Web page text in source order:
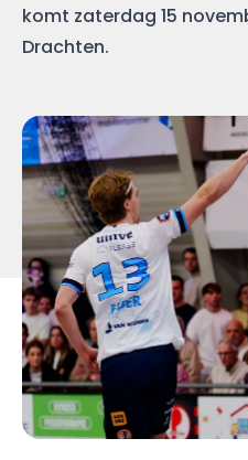
komt zaterdag 15
Drachten.